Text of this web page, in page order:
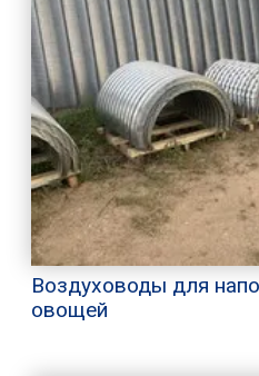
Воздуховоды для
овощей